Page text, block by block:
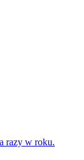
razy w roku.